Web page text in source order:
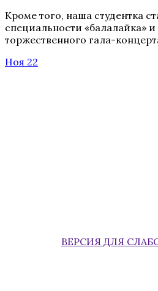
Кроме того, наша студентка
специальности «балалайка»
торжественного гала-
Ноя 22
ВЕРСИЯ ДЛЯ